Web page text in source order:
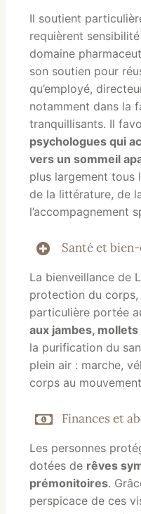
Il soutient
requièrent
domaine
son soutien pour
qu’employé,
notamment dans la
tranquillisants. Il
psychologues qui
vers un sommeil
plus largement tous
de la littérature, de
l’accompagnement
Santé et
La bienveillance de
protection du
particulière portée
aux jambes,
la purification du
plein air : marche,
corps au
Finances et
Les personnes
dotées de rêves
prémonitoires.
perspicace de ces